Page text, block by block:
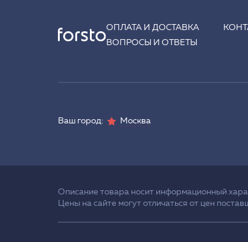
ОПЛАТА И ДОСТАВКА
ВОПРОСЫ И ОТВЕТЫ
Ваш город: Москва
Описание товара носит информационный
Цены на сайте могут отличаться от цен